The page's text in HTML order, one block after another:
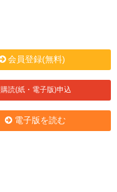
会員登録(無料)
購読(紙・電子版)申込
電子版を読む